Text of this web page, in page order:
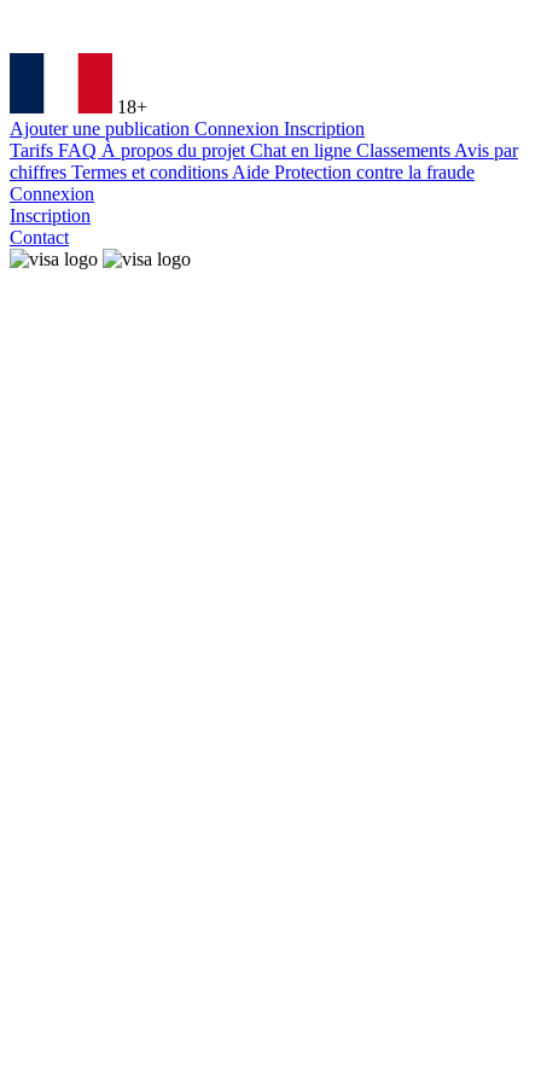
18+
Ajouter une publication Connexion Inscription
Tarifs FAQ À propos du projet Chat en ligne Classements Avis par
chiffres Termes et conditions Aide Protection contre la fraude
Connexion
Inscription
Contact